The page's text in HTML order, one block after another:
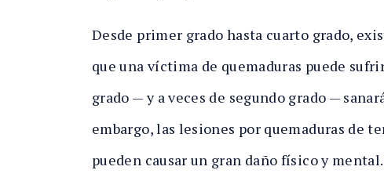
Desde primer grado hasta cuarto grado,
que una víctima de quemaduras puede
grado — y a veces de segundo grado —
embargo, las lesiones por quemaduras de
pueden causar un gran daño físico y